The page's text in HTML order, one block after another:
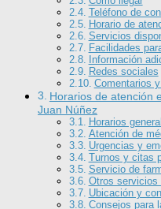
Teléfono de
Horario de
Servicios
Facilidades
Información
Redes sociales
Comentarios
Horarios de atención
Juan Núñez
Horarios
Atención de
Urgencias y
Turnos y citas
Servicio de
Otros servicios
Ubicación y
Consejos para